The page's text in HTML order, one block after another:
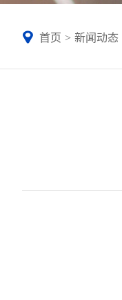
首页 > 新闻动态